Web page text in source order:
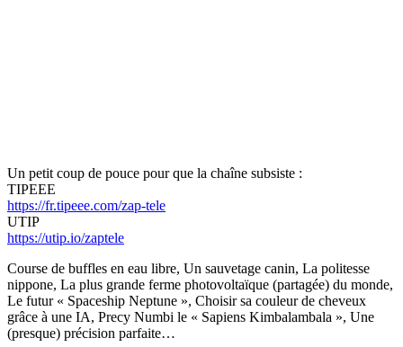
Un petit coup de pouce pour que la chaîne subsiste :
TIPEEE
https://fr.tipeee.com/zap-tele
UTIP
https://utip.io/zaptele
Course de buffles en eau libre, Un sauvetage canin, La politesse
nippone, La plus grande ferme photovoltaïque (partagée) du monde,
Le futur « Spaceship Neptune », Choisir sa couleur de cheveux
grâce à une IA, Precy Numbi le « Sapiens Kimbalambala », Une
(presque) précision parfaite…